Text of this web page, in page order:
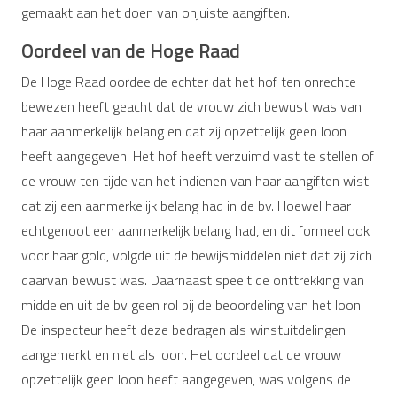
gemaakt aan het doen van onjuiste aangiften.
Oordeel van de Hoge Raad
De Hoge Raad oordeelde echter dat het hof ten onrechte
bewezen heeft geacht dat de vrouw zich bewust was van
haar aanmerkelijk belang en dat zij opzettelijk geen loon
heeft aangegeven. Het hof heeft verzuimd vast te stellen of
de vrouw ten tijde van het indienen van haar aangiften wist
dat zij een aanmerkelijk belang had in de bv. Hoewel haar
echtgenoot een aanmerkelijk belang had, en dit formeel ook
voor haar gold, volgde uit de bewijsmiddelen niet dat zij zich
daarvan bewust was. Daarnaast speelt de onttrekking van
middelen uit de bv geen rol bij de beoordeling van het loon.
De inspecteur heeft deze bedragen als winstuitdelingen
aangemerkt en niet als loon. Het oordeel dat de vrouw
opzettelijk geen loon heeft aangegeven, was volgens de